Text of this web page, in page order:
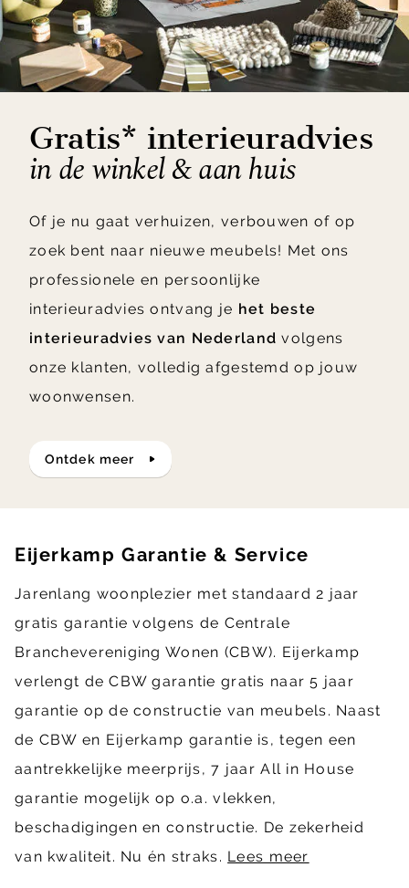
Gratis* interieuradvies
in de winkel & aan huis
Of je nu gaat verhuizen, verbouwen of op
zoek bent naar nieuwe meubels! Met ons
professionele en persoonlijke
interieuradvies ontvang je het beste
interieuradvies van Nederland volgens
onze klanten, volledig afgestemd op jouw
woonwensen.
ontdek meer
Eijerkamp Garantie & Service
Jarenlang woonplezier met standaard 2 jaar
gratis garantie volgens de Centrale
Branchevereniging Wonen (CBW). Eijerkamp
verlengt de CBW garantie gratis naar 5 jaar
garantie op de constructie van meubels. Naast
de CBW en Eijerkamp garantie is, tegen een
aantrekkelijke meerprijs, 7 jaar All in House
garantie mogelijk op o.a. vlekken,
beschadigingen en constructie. De zekerheid
van kwaliteit. Nu én straks. Lees meer